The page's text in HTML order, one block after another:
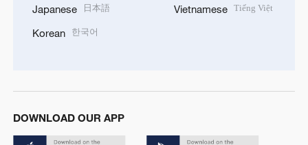
Japanese 日本語
Korean 한국어
Vietnamese Tiếng Việt
DOWNLOAD OUR APP